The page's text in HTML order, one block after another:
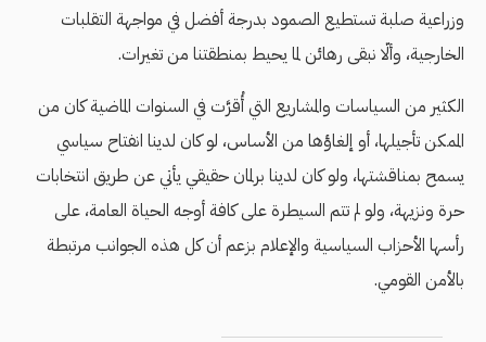
وزراعية صلبة تستطيع الصمود بدرجة أفضل في مواجهة التقلبات
الخارجية، وألّا نبقى رهائن لما يحيط بمنطقتنا من تغيرات.
الكثير من السياسات والمشاريع التي أُقرَّت في السنوات الماضية كان من
الممكن تأجيلها، أو إلغاؤها من الأساس، لو كان لدينا انفتاح سياسي
يسمح بمناقشتها، ولو كان لدينا برلمان حقيقي يأتي عن طريق انتخابات
حرة ونزيهة، ولو لم تتم السيطرة على كافة أوجه الحياة العامة، على
رأسها الأحزاب السياسية والإعلام بزعم أن كل هذه الجوانب مرتبطة
بالأمن القومي.